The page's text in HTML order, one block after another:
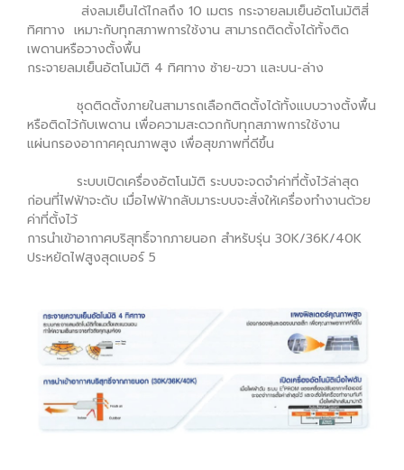
ส่งลมเย็นได้ไกลถึง 10 เมตร กระจายลมเย็นอัตโนมัติสี่
ทิศทาง เหมาะกับทุกสภาพการใช้งาน สามารถติดตั้งได้ทั้งติด
เพดานหรือวางตั้งพื้น
กระจายลมเย็นอัตโนมัติ 4 ทิศทาง ซ้าย-ขวา และบน-ล่าง
ชุดติดตั้งภายในสามารถเลือกติดตั้งได้ทั้งแบบวางตั้งพื้น
หรือติดไว้กับเพดาน เพื่อความสะดวกกับทุกสภาพการใช้งาน
แผ่นกรองอากาศคุณภาพสูง เพื่อสุขภาพที่ดีขึ้น
ระบบเปิดเครื่องอัตโนมัติ ระบบจะจดจำค่าที่ตั้งไว้ล่าสุด
ก่อนที่ไฟฟ้าจะดับ เมื่อไฟฟ้ากลับมาระบบจะสั่งให้เครื่องทำงานด้วย
ค่าที่ตั้งไว้
การนำเข้าอากาศบริสุทธิ์จากภายนอก สำหรับรุ่น 30K/36K/40K
ประหยัดไฟสูงสุดเบอร์ 5